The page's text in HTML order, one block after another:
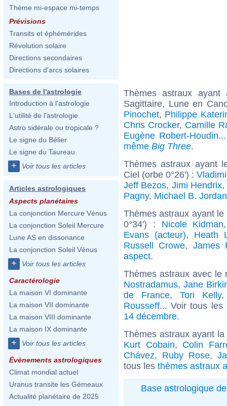
Thème mi-espace mi-temps
Prévisions
Transits et éphémérides
Révolution solaire
Directions secondaires
Directions d'arcs solaires
Bases de l'astrologie
Introduction à l'astrologie
L'utilité de l'astrologie
Astro sidérale ou tropicale ?
Le signe du Bélier
Le signe du Taureau
+ Voir tous les articles
Articles astrologiques
Aspects planétaires
La conjonction Mercure Vénus
La conjonction Soleil Mercure
Lune AS en dissonance
La conjonction Soleil Vénus
+ Voir tous les articles
Caractérologie
La maison VI dominante
La maison VII dominante
La maison VIII dominante
La maison IX dominante
+ Voir tous les articles
Évènements astrologiques
Climat mondial actuel
Uranus transite les Gémeaux
Actualité planétaire de 2025
Thèmes astraux
Sagittaire, Lune en
Pinochet, Philippe
Chris Crocker, Camille
Eugène Robert-Houdin
même Big Three.
Thèmes astraux ayant
Ciel (orbe 0°26') :
Jeff Bezos, Jimi Hendrix,
Pagny, Michael B. Jordan
Thèmes astraux ayant
0°34') : Nicole Kidman
Evans (acteur), Heath
Russell Crowe, James
aspect.
Thèmes astraux avec
Nostradamus,Jane
de France,Tori Kelly
Rousseff... Voir tous les
14 décembre.
Thèmes astraux ayant
Kurt Cobain, Colin
Chávez, Ruby Rose,
tous les thèmes astraux
Base astrologique